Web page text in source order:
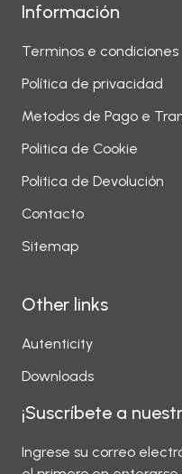
Información
Terminos e condiciones
Política de privacidad
Metodos de Pago e
Politica de Cookie
Politica de Devolución
Contacto
Sitemap
Other links
Autenticity
Downloads
¡Suscríbete a
Ingrese su correo